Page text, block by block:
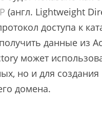
(англ. Lightweight
доступа к
данные из
может
но и для создания
домена.